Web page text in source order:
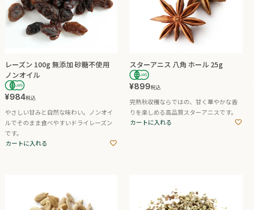
レーズン 100g 無添加 砂糖不使用
ノンオイル
¥984税込
やさしい甘みと自然な味わい。ノンオイ
ルでそのまま食べやすいドライレーズン
です。
カートに入れる
スターアニス 八角 ホール 25g
¥899税込
完熟秋収穫ならではの、甘く華やかな香
りを楽しめる高品質スターアニスです。
カートに入れる